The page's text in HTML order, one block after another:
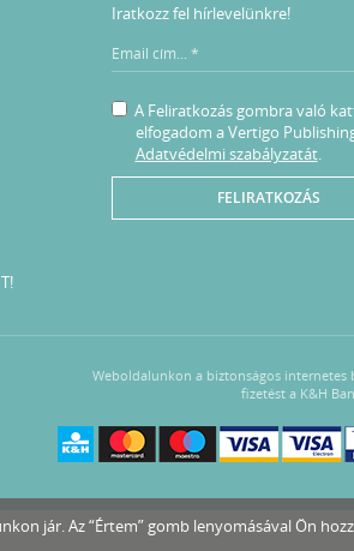
Iratkozz fel hírlevelünkre!
A Feliratkozás gombra való
elfogadom a Vertigo
Adatvédelmi szabályzatát.
FELIRATKOZÁS
Weboldalunkon a biztonságos internetes
fizetést a K&H
jár. Az “Értem” gomb lenyomásával Ön